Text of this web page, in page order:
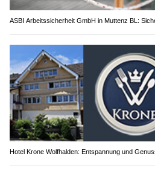
ASBI Arbeitssicherheit GmbH in Muttenz BL:
Hotel Krone Wolfhalden: Entspannung und